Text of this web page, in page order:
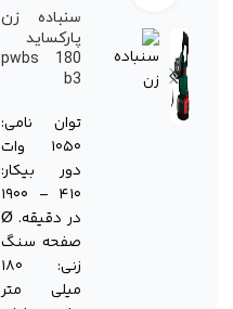
سنباده زن
پارکساید
pwbs 180
b3
توان نامی:
۱۰۵۰ وات
دور بیکار:
۴۱۰ – ۱۹۰۰
در دقیقه. Ø
صفحه سنگ
زنی: ۱۸۰
میلی متر